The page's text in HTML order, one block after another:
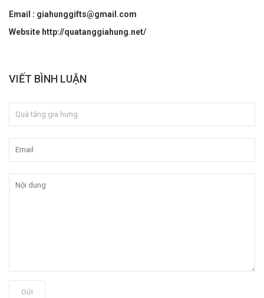
Email : giahunggifts@gmail.com
Website http://quatanggiahung.net/
VIẾT BÌNH LUẬN
Gửi